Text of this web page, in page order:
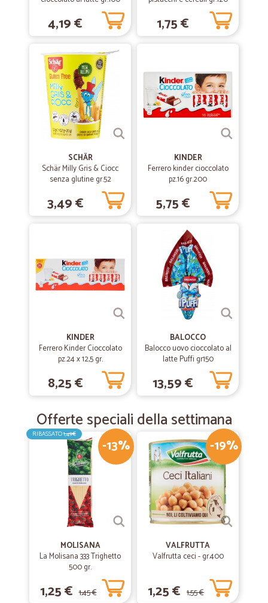
Tutto ottimo, tempi e prodotti!
—Fiorenzo B.
Precisi e puntuali
Ho ricevuto nei tempi pattuiti quanto ordinato.
22/08/2020
—Alessandra D.
Ottimo servizio, consegna in anticipo. Consigliatissimo!
31/07/2020
Michael B.
Consegna veloce però ci sono pochi prodotti a prezzi convenienti
—Annalisa S.
—Francesco M.
OTTIMI PRODOTTI
OTTIMI PRODOTTI
15/07/2019
—Stefano P.
precisione,puntualita' serieta
precisione,puntualita' serieta
4,19 € 1,75 €
SCHÄR
Schär Milly Gris & Ciocc
senza glutine gr.52
3,49 €
KINDER
Ferrero kinder cioccolato
pz.16 gr.200
5,75 €
KINDER
Ferrero Kinder Cioccolato
pz.24 x 12,5 gr.
8,25 €
BALOCCO
Balocco uovo cioccolato al
latte Puffi gr150
13,59 €
Offerte speciali della settimana
-13%
RIBASSATO1,49€
MOLISANA
La Molisana 333 Trighetto
500 gr.
1,25 € 1,45 €
-19%
VALFRUTTA
Valfrutta ceci - gr.400
1,25 € 1,55 €